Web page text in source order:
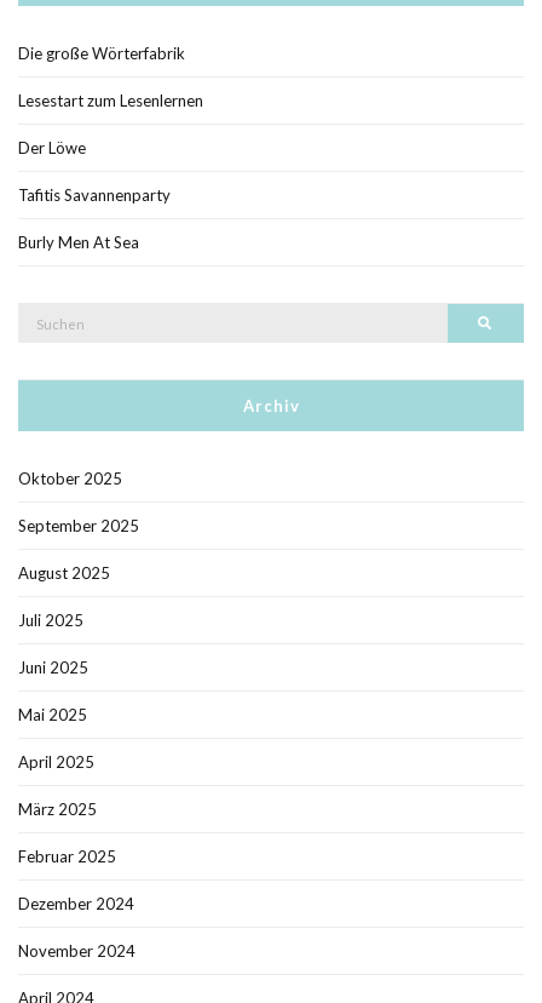
Die große Wörterfabrik
Lesestart zum Lesenlernen
Der Löwe
Tafitis Savannenparty
Burly Men At Sea
Suche
Archiv
Oktober 2025
September 2025
August 2025
Juli 2025
Juni 2025
Mai 2025
April 2025
März 2025
Februar 2025
Dezember 2024
November 2024
April 2024